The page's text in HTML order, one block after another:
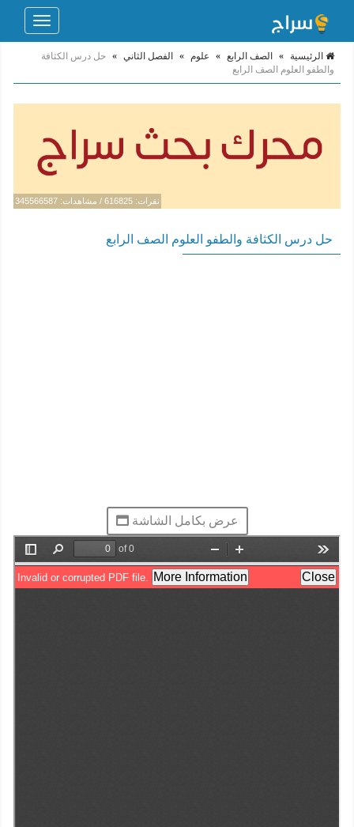
Toggle
الرئيسية » الصف الرابع » علوم » الفصل الثاني » حل درس الكثافة
والطفو العلوم الصف الرابع
نقرات: 616825 / مشاهدات: 345566587
حل درس الكثافة والطفو العلوم الصف الرابع
عرض بكامل الشاشة